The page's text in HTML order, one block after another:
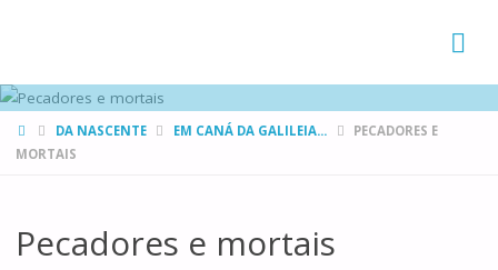
HOMEDA NASCENTE EM CANÁ DA GALILEIA...
PECADORES E
MORTAIS
Pecadores e mortais